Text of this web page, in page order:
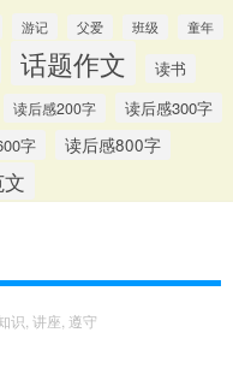
游记 父爱 班级 童年
话题作文 读书
读后感200字 读后感300字
字 读后感800字
识 讲座 遵守